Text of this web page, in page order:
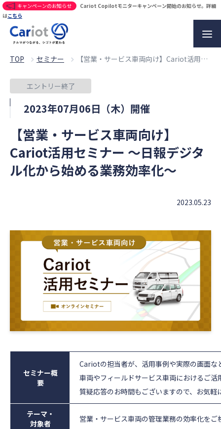
キャンペーンのお知らせ
Cariot Copilotモニターキャンペーン開始のお知らせ。詳細
はこちら
TOP セミナー 【営業・サービス車両向け】Cariot活用セミナー ～日報デジタル化から始める業務効率化～
2023年07月06日（木）開催
エントリー終了
【営業・サービス車両向け】
Cariot活用セミナー ～日報デジタ
ル化から始める業務効率化～
2023.05.23
セミナー概
要
Cariotの担当者が、活用事例や実際の画面
車両やフィールドサービス車両におけるご活
質疑応答のお時間もございますので、お気軽
テーマ・
対象者
営業・サービス車両の管理業務の効率化をご